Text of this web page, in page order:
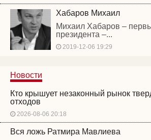
Хабаров Михаил
Михаил Хабаров –
президента –...
2019-12-06 19:29
Новости
Кто крышует незаконный рынок
отходов
2026-08-06 20:18
Вся ложь Ратмира Мавлиева